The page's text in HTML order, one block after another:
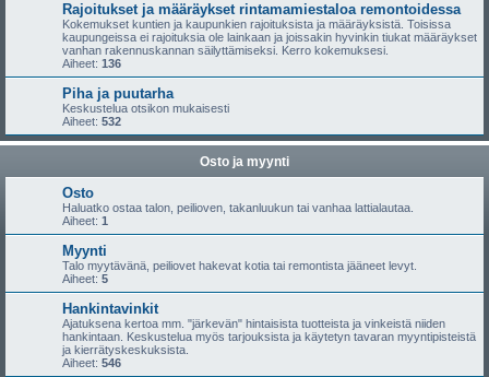
Rajoitukset ja määräykset rintamamiestaloa remontoidessa
Kokemukset kuntien ja kaupunkien rajoituksista ja määräyksistä. Toisissa
kaupungeissa ei rajoituksia ole lainkaan ja joissakin hyvinkin tiukat määräykset
vanhan rakennuskannan säilyttämiseksi. Kerro kokemuksesi.
Aiheet: 136
Piha ja puutarha
Keskustelua otsikon mukaisesti
Aiheet: 532
Osto ja myynti
Osto
Haluatko ostaa talon, peilioven, takanluukun tai vanhaa lattialautaa.
Aiheet: 1
Myynti
Talo myytävänä, peiliovet hakevat kotia tai remontista jääneet levyt.
Aiheet: 5
Hankintavinkit
Ajatuksena kertoa mm. "järkevän" hintaisista tuotteista ja vinkeistä niiden
hankintaan. Keskustelua myös tarjouksista ja käytetyn tavaran myyntipisteistä
ja kierrätyskeskuksista.
Aiheet: 546